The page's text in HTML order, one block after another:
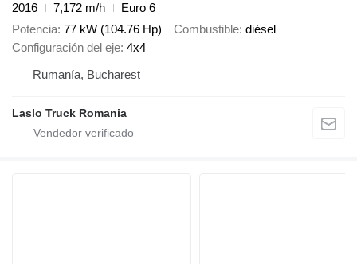
2016
7,172 m/h
Euro 6
Potencia 77 kW (104.76 Hp) Combustible diésel
Configuración del eje 4x4
Rumanía, Bucharest
Laslo Truck Romania